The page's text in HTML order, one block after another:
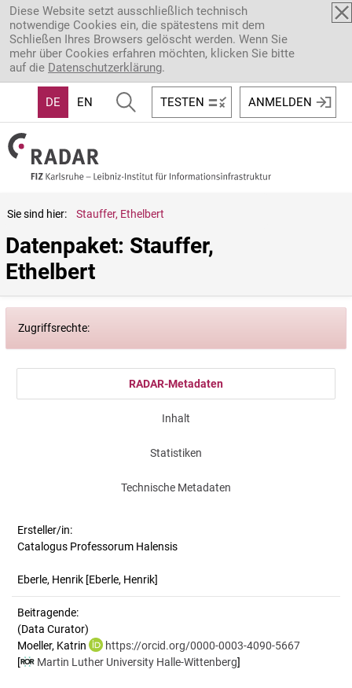
Direkt zum Inhalt
Diese Website setzt ausschließlich technisch
notwendige Cookies ein, die spätestens mit dem
Schließen Ihres Browsers gelöscht werden. Wenn Sie
mehr über Cookies erfahren möchten, klicken Sie bitte
auf die Datenschutzerklärung.
DE EN TESTEN ANMELDEN
Sie sind hier: Stauffer, Ethelbert
Datenpaket: Stauffer,
Ethelbert
Zugriffsrechte:
RADAR-Metadaten
Inhalt
Statistiken
Technische Metadaten
Ersteller/in:
Catalogus Professorum Halensis
Eberle, Henrik [Eberle, Henrik]
Beitragende:
(Data Curator)
Moeller, Katrin
https://orcid.org/0000-0003-4090-5667
[
Martin Luther University Halle-Wittenberg]